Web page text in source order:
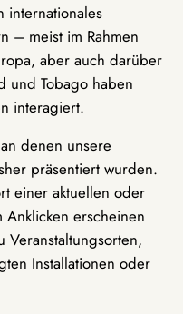
internationales
– meist im Rahmen
aber auch darüber
und Tobago haben
interagiert.
denen unsere
präsentiert wurden.
einer aktuellen oder
erscheinen
Veranstaltungsorten,
Installationen oder